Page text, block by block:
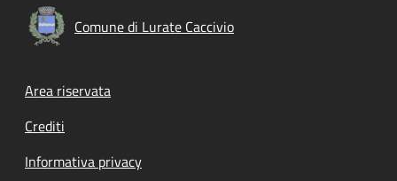
Comune di Lurate Caccivio
Footer menu
Area riservata
Crediti
Informativa privacy